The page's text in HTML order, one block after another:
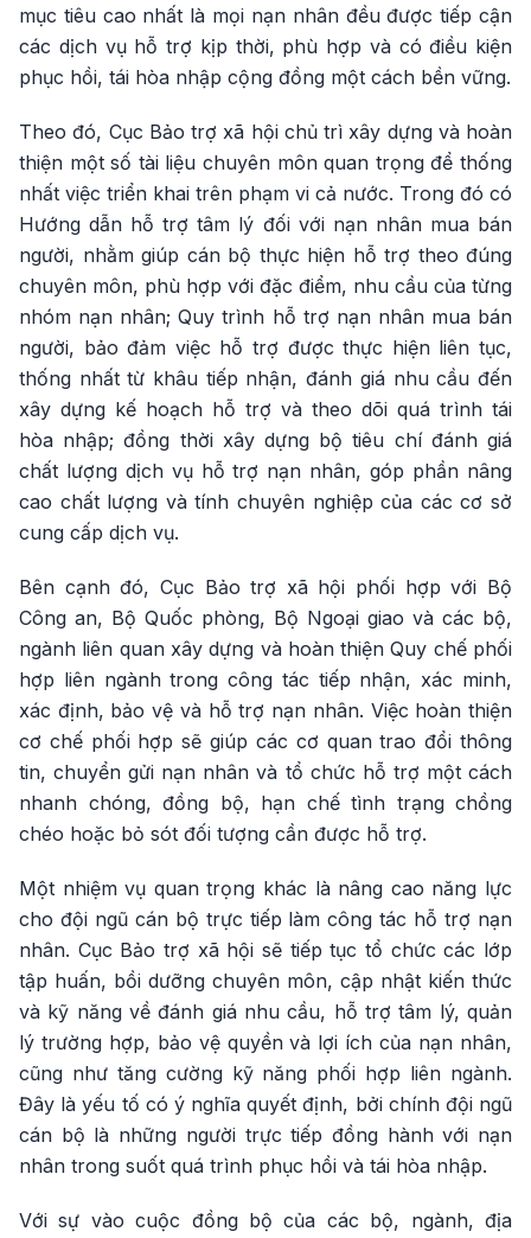
mục tiêu cao nhất là mọi nạn nhân đều được tiếp cận
các dịch vụ hỗ trợ kịp thời, phù hợp và có điều kiện
phục hồi, tái hòa nhập cộng đồng một cách bền vững.
Theo đó, Cục Bảo trợ xã hội chủ trì xây dựng và hoàn
thiện một số tài liệu chuyên môn quan trọng để thống
nhất việc triển khai trên phạm vi cả nước. Trong đó có
Hướng dẫn hỗ trợ tâm lý đối với nạn nhân mua bán
người, nhằm giúp cán bộ thực hiện hỗ trợ theo đúng
chuyên môn, phù hợp với đặc điểm, nhu cầu của từng
nhóm nạn nhân; Quy trình hỗ trợ nạn nhân mua bán
người, bảo đảm việc hỗ trợ được thực hiện liên tục,
thống nhất từ khâu tiếp nhận, đánh giá nhu cầu đến
xây dựng kế hoạch hỗ trợ và theo dõi quá trình tái
hòa nhập; đồng thời xây dựng bộ tiêu chí đánh giá
chất lượng dịch vụ hỗ trợ nạn nhân, góp phần nâng
cao chất lượng và tính chuyên nghiệp của các cơ sở
cung cấp dịch vụ.
Bên cạnh đó, Cục Bảo trợ xã hội phối hợp với Bộ
Công an, Bộ Quốc phòng, Bộ Ngoại giao và các bộ,
ngành liên quan xây dựng và hoàn thiện Quy chế phối
hợp liên ngành trong công tác tiếp nhận, xác minh,
xác định, bảo vệ và hỗ trợ nạn nhân. Việc hoàn thiện
cơ chế phối hợp sẽ giúp các cơ quan trao đổi thông
tin, chuyển gửi nạn nhân và tổ chức hỗ trợ một cách
nhanh chóng, đồng bộ, hạn chế tình trạng chồng
chéo hoặc bỏ sót đối tượng cần được hỗ trợ.
Một nhiệm vụ quan trọng khác là nâng cao năng lực
cho đội ngũ cán bộ trực tiếp làm công tác hỗ trợ nạn
nhân. Cục Bảo trợ xã hội sẽ tiếp tục tổ chức các lớp
tập huấn, bồi dưỡng chuyên môn, cập nhật kiến thức
và kỹ năng về đánh giá nhu cầu, hỗ trợ tâm lý, quản
lý trường hợp, bảo vệ quyền và lợi ích của nạn nhân,
cũng như tăng cường kỹ năng phối hợp liên ngành.
Đây là yếu tố có ý nghĩa quyết định, bởi chính đội ngũ
cán bộ là những người trực tiếp đồng hành với nạn
nhân trong suốt quá trình phục hồi và tái hòa nhập.
Với sự vào cuộc đồng bộ của các bộ, ngành, địa